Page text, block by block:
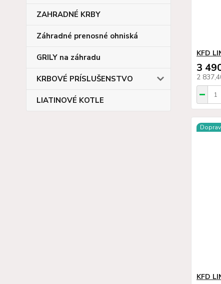
ZAHRADNÉ KRBY
Záhradné prenosné ohniská
GRILY na záhradu
KRBOVÉ PRÍSLUŠENSTVO
LIATINOVÉ KOTLE
KFD
3
2
KFD